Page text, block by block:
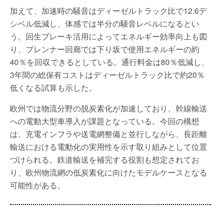
加えて、加速時の騒音はディーゼルトラック比で12.6デ
シベル低減し、体感では半分の騒音レベルになるとい
う。回生ブレーキ活用によってエネルギー効率向上も図
り、ブレンナー回廊では下り坂で使用エネルギーの約
40％を回収できるとしている。通行料金は80％低減し、
3年間の総保有コストはディーゼルトラック比で約20％
低くなる試算も示した。
欧州では物流分野の脱炭素化が加速しており、幹線輸送
への電動大型車導入が課題となっている。今回の構想
は、充電インフラや送電網整備と並行しながら、長距離
輸送における電動化の実用性を示す取り組みとして位置
づけられる。鉄道輸送を補完する役割も想定されてお
り、欧州物流網の低炭素化に向けたモデルケースとなる
可能性がある。